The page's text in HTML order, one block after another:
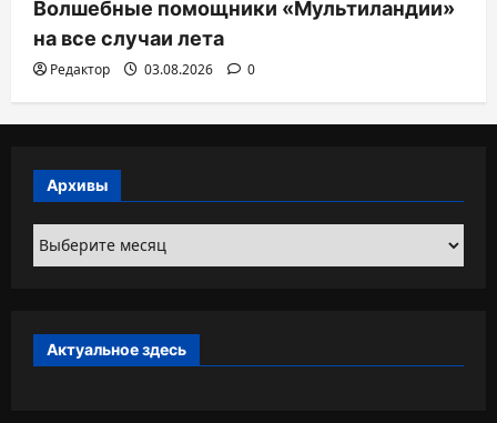
Волшебные помощники «Мультиландии»
на все случаи лета
Редактор 03.08.2026 0
Архивы
Архивы
Актуальное здесь